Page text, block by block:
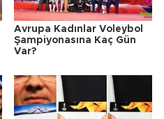
Avrupa Kadınlar Voleybol
Şampiyonasına Kaç Gün
Var?